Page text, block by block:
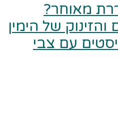
מאוחר?
של הימין
עם צבי